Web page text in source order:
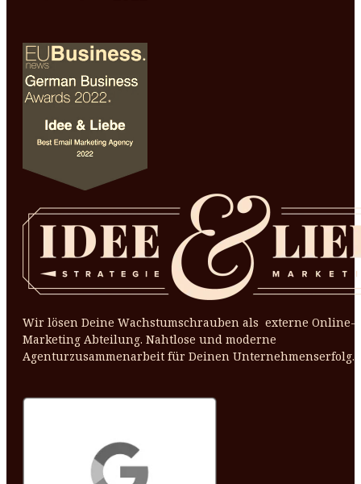
Wir lösen Deine Wachstumschrauben als externe Online-
Marketing Abteilung. Nahtlose und moderne
Agenturzusammenarbeit für Deinen Unternehmenserfolg.